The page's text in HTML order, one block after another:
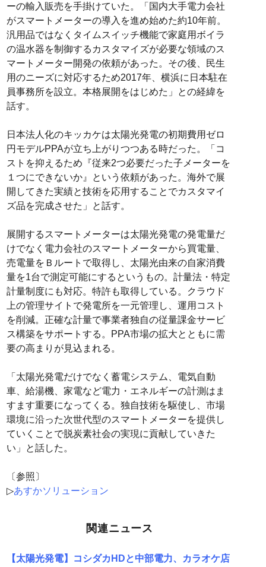
ーの輸入販売を手掛けていた。「国内大手電力会社
がスマートメーターの導入を進め始めた約10年前。
汎用品ではなくタイムスイッチ機能で家庭用ボイラ
の温水器を制御するカスタマイズが必要な領域のス
マートメーター開発の依頼があった。その後、民生
用のニーズに対応するため2017年、横浜に日本駐在
員事務所を設立。本格展開をはじめた」との経緯を
話す。
日本法人化のキッカケは太陽光発電の初期費用ゼロ
円モデルPPAが立ち上がりつつある時だった。「コ
ストを抑えるため『従来2つ必要だった子メーターを
１つにできないか』という依頼があった。海外で展
開してきた実績と技術を応用することでカスタマイ
ズ品を完成させた」と話す。
展開するスマートメーターは太陽光発電の発電量だ
けでなく電力会社のスマートメーターから買電量、
売電量をＢルートで取得し、太陽光由来の自家消費
量を1台で測定可能にするというもの。計量法・特定
計量制度にも対応。特許も取得している。クラウド
上の管理サイトで発電所を一元管理し、運用コスト
を削減。正確な計量で事業者独自の従量課金サービ
ス構築をサポートする。PPA市場の拡大とともに需
要の高まりが見込まれる。
「太陽光発電だけでなく蓄電システム、電気自動
車、給湯機、家電など電力・エネルギーの計測はま
すます重要になってくる。独自技術を駆使し、市場
環境に沿った次世代型のスマートメーターを提供し
ていくことで脱炭素社会の実現に貢献していきた
い」と話した。
〔参照〕
▷あすかソリューション
関連ニュース
【太陽光発電】コシダカHDと中部電力、カラオケ店